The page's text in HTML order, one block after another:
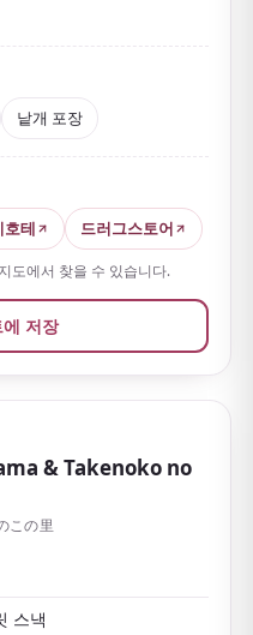
우면 갓 구운 듯 폭신한
낱개 포장
호테 드러그스토어
도에서 찾을 수 있습니다.
저장
& Takenoko no
この里
스낵